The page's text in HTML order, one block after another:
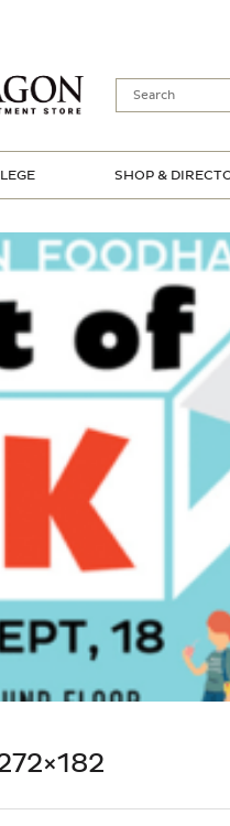
SHOP &